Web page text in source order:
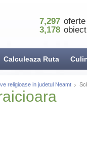
7,297 oferte
3,178
Calculeaza Ruta
religioase in judetul Neamt